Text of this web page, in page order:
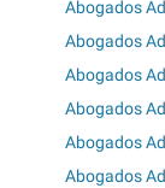
Abogados
Abogados
Abogados
Abogados
Abogados
Abogados